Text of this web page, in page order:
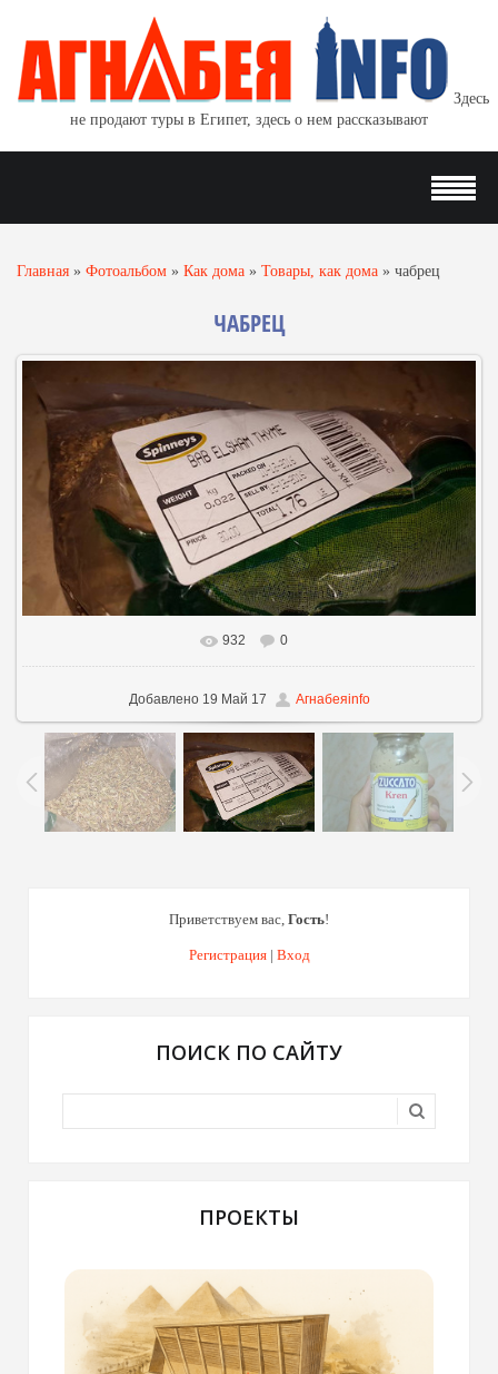
Здесь
не продают туры в Египет, здесь о нем рассказывают
Главная » Фотоальбом » Как дома » Товары, как дома » чабрец
ЧАБРЕЦ
В реальном размере 960x540
932 0
Добавлено19 Май 17 Агнабеяinfo
Приветствуем вас, Гость!
Регистрация| Вход
ПОИСК ПО САЙТУ
ПРОЕКТЫ